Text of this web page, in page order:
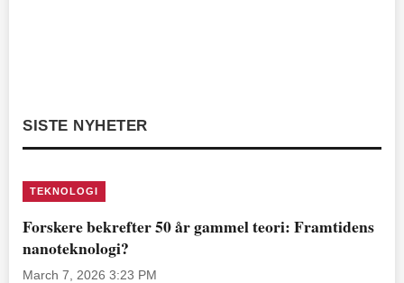
SISTE NYHETER
TEKNOLOGI
Forskere bekrefter 50 år gammel teori: Framtidens
nanoteknologi?
March 7, 2026 3:23 PM